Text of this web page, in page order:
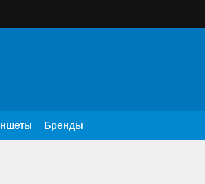
Бренды